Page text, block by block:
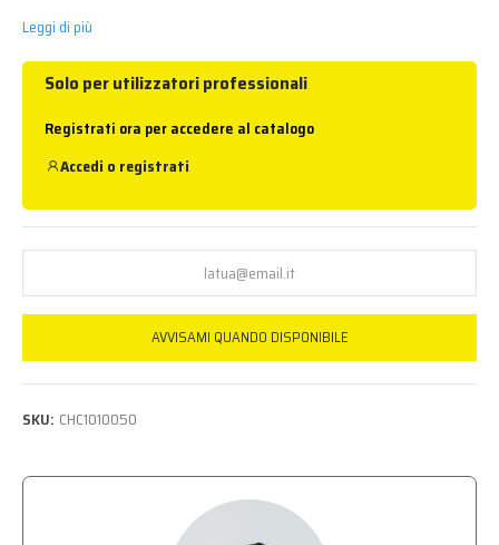
Leggi di più
Solo per utilizzatori professionali
Registrati ora per accedere al catalogo
Accedi o registrati
AVVISAMI QUANDO DISPONIBILE
SKU: CHC1010050